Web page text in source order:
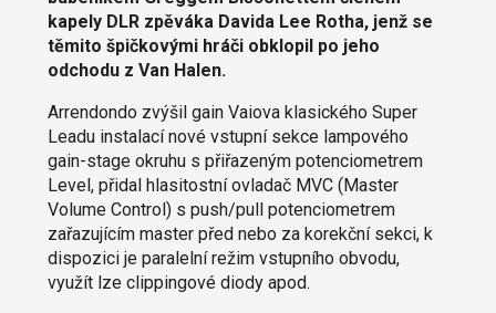
kapely DLR zpěváka Davida Lee Rotha, jenž se
těmito špičkovými hráči obklopil po jeho
odchodu z Van Halen.
Arrendondo zvýšil gain Vaiova klasického Super
Leadu instalací nové vstupní sekce lampového
gain-stage okruhu s přiřazeným potenciometrem
Level, přidal hlasitostní ovladač MVC (Master
Volume Control) s push/pull potenciometrem
zařazujícím master před nebo za korekční sekci, k
dispozici je paralelní režim vstupního obvodu,
využít lze clippingové diody apod.